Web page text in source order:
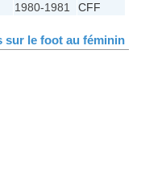
1980-1981 CFF
sur le foot au féminin